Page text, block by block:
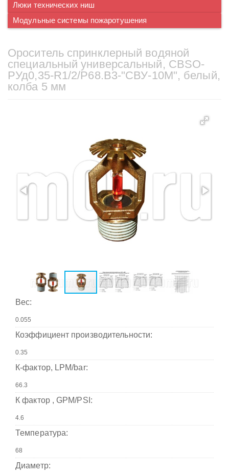
Люки технических ниш
Модульные системы пожаротушения
Ороситель спринклерный водяной
специальный универсальный, СBSO-
РУд0,35-R1/2/Р68.В3-"СВУ-10М", белый,
колба 5 мм
Вес:
Коэффициент производительности:
К-фактор, LPM/bar:
К фактор , GPM/PSI:
Температура:
Диаметр: